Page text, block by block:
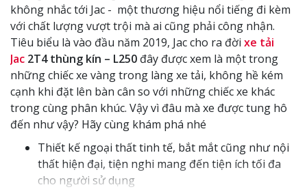
không nhắc tới Jac - một thương hiệu nổi tiếng đi kèm
với chất lượng vượt trội mà ai cũng phải công nhận.
Tiêu biểu là vào đầu năm 2019, Jac cho ra đời xe tải
Jac 2T4 thùng kín – L250 đây được xem là một trong
những chiếc xe vàng trong làng xe tải, không hề kém
cạnh khi đặt lên bàn cân so với những chiếc xe khác
trong cùng phân khúc. Vậy vì đâu mà xe được tung hô
đến như vậy? Hãy cùng khám phá nhé
Thiết kế ngoại thất tinh tế, bắt mắt cũng như nội
thất hiện đại, tiện nghi mang đến tiện ích tối đa
cho người sử dụng